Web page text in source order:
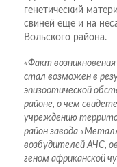
генетический
свиней еще и на
Вольского района.
«Факт
стал возможен в
эпизоотической
районе, о чем
учреждению
район завода
возбудителей АЧС,
геном африканской